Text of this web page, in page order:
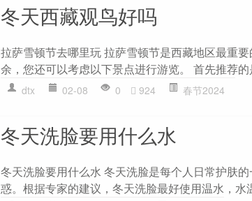
冬天西藏观鸟好吗
拉萨雪顿节去哪里玩 拉萨雪顿节是西藏地区最重
余，您还可以考虑以下景点进行游览。 首先推荐
dtx 02-08 0 924 春节2024
冬天洗脸要用什么水
冬天洗脸要用什么水 冬天洗脸是每个人日常护肤
惑。根据专家的建议，冬天洗脸最好使用温水，